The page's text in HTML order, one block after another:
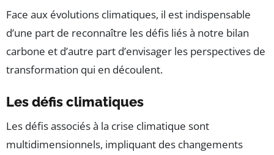
Face aux évolutions climatiques, il est indispensable
d’une part de reconnaître les défis liés à notre bilan
carbone et d’autre part d’envisager les perspectives de
transformation qui en découlent.
Les défis climatiques
Les défis associés à la crise climatique sont
multidimensionnels, impliquant des changements